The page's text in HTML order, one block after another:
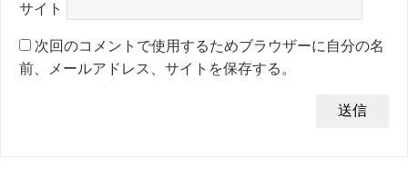
サイト
次回のコメントで使用するためブラウザーに自分の名
前、メールアドレス、サイトを保存する。